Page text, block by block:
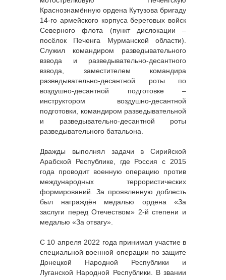
Краснознамённую ордена Кутузова бригаду
14-го армейского корпуса береговых войск
Северного флота (пункт дислокации –
посёлок Печенга Мурманской области).
Служил командиром разведывательного
взвода и разведывательно-десантного
взвода, заместителем командира
разведывательно-десантной роты по
воздушно-десантной подготовке –
инструктором воздушно-десантной
подготовки, командиром разведывательной
и разведывательно-десантной роты
разведывательного батальона.
Дважды выполнял задачи в Сирийской
Арабской Республике, где Россия с 2015
года проводит военную операцию против
международных террористических
формирований. За проявленную доблесть
был награждён медалью ордена «За
заслуги перед Отечеством» 2-й степени и
медалью «За отвагу».
С 10 апреля 2022 года принимал участие в
специальной военной операции по защите
Донецкой Народной Республики и
Луганской Народной Республики. В звании